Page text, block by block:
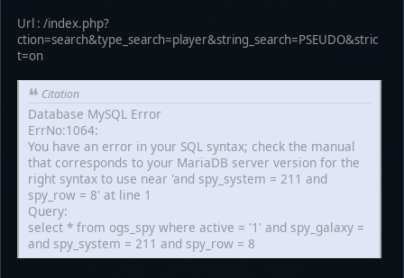
Url : /index.php?
ction=search&type_search=player&string_search=PSEUDO&stric
t=on
Citation
Database MySQL Error
ErrNo:1064:
You have an error in your SQL syntax; check the manual
that corresponds to your MariaDB server version for the
right syntax to use near 'and spy_system = 211 and
spy_row = 8' at line 1
Query:
select * from ogs_spy where active = '1' and spy_galaxy =
and spy_system = 211 and spy_row = 8